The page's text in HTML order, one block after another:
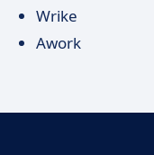
Wrike
Awork